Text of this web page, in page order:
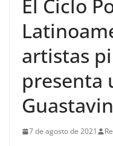
El Ciclo
artistas
presenta
7 de agosto de 2021